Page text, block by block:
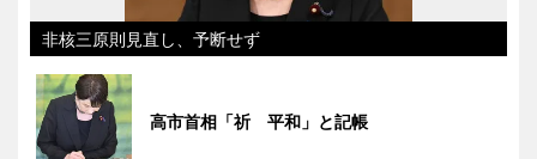
非核三原則見直し、予断せず
高市首相「祈 平和」と記帳